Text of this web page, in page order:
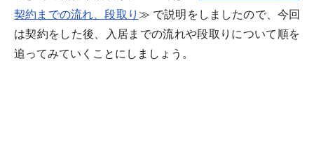
契約までの流れ、段取り ≫ で説明をしましたので、今回
は契約をした後、入居までの流れや段取りについて順を
追ってみていくことにしましょう。